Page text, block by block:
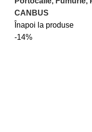
CANBUS
Înapoi la produse
-14%